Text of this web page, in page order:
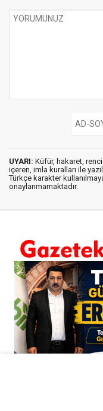
UYARI: Küfür, hakaret,
içeren, imla kuralları ile
Türkçe karakter
onaylanmamaktadır.